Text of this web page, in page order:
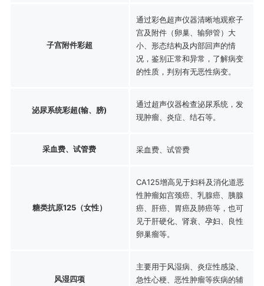
子宫附件彩超
通过彩色超声仪器清晰地观察子
宫及附件（卵巢、输卵管）大
小、形态结构及内部回声的情
况，鉴别正常和异常，了解病变
的性质，判别有无恶性病变。
泌尿系统彩超(输、膀)
通过超声仪器检查泌尿系统，发
现肿瘤、炎症、结石等。
采血费、试管费 采血费、试管费
糖类抗原125（女性）
CA125增高见于妇科及消化道恶
性肿瘤如宫颈癌、乳腺癌、胰腺
癌、肝癌、胃癌及肺癌等，也可
见于肝硬化、肾衰、孕妇、良性
卵巢瘤等。
风湿四项
主要用于风湿病、炎症性感染、
急性心梗、恶性肿瘤等疾病的辅